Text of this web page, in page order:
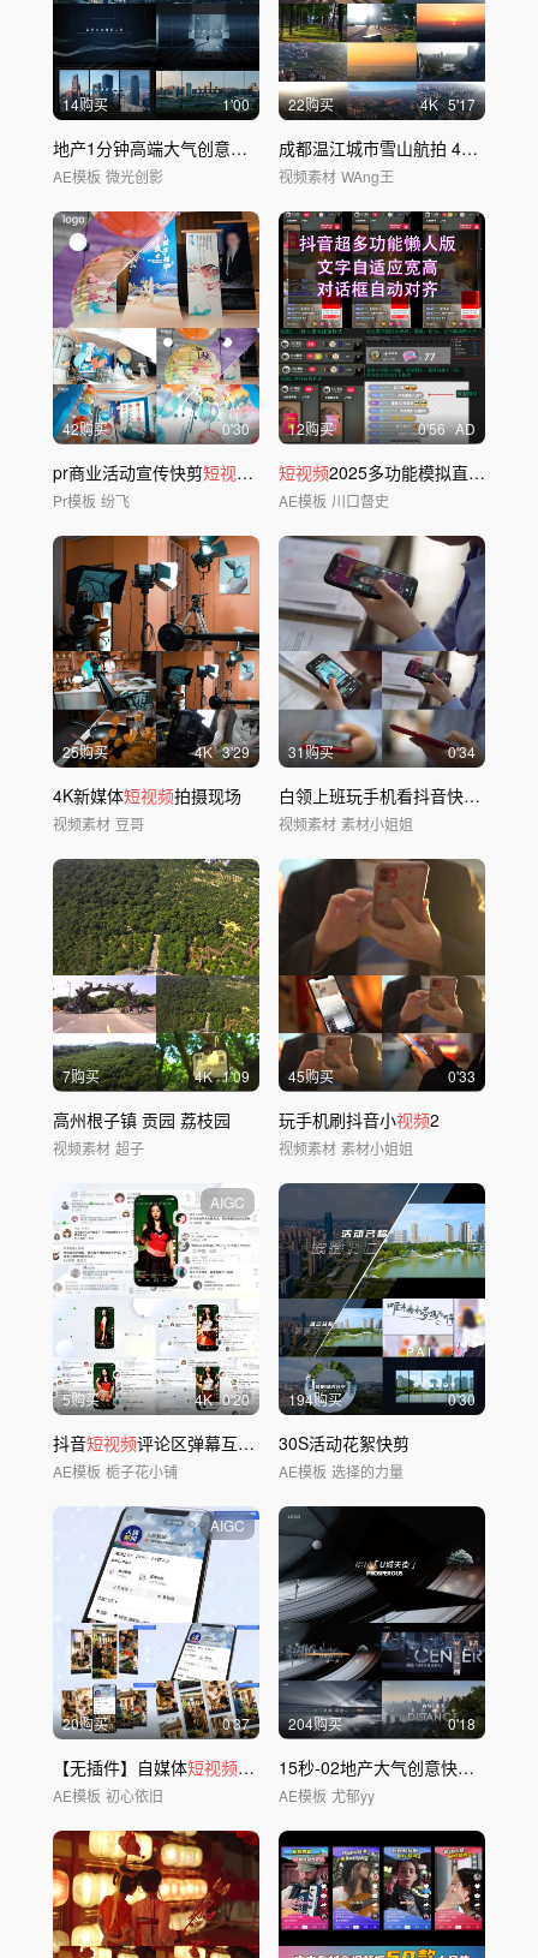
14购买 1'00
地产1分钟高端大气创意城市 短视频广告模板
AE模板 微光创影
22购买 4K 5'17
成都温江城市雪山航拍 4K 实拍城市风光
视频素材 WAng王
42购买 0'30
pr商业活动宣传快剪短视频 30S
Pr模板 纷飞
12购买 0'56 AD
短视频2025多功能模拟直播间特效模板
AE模板 川口督史
25购买 4K 3'29
4K新媒体短视频拍摄现场
视频素材 豆哥
31购买 0'34
白领上班玩手机看抖音快手
视频素材 素材小姐姐
7购买 4K 1'09
高州根子镇 贡园 荔枝园
视频素材 超子
45购买 0'33
玩手机刷抖音小视频2
视频素材 素材小姐姐
AIGC
5购买 4K 0'20
抖音短视频评论区弹幕互动展示
AE模板 栀子花小铺
194购买 0'30
30S活动花絮快剪
AE模板 选择的力量
AIGC
20购买 0'37
【无插件】自媒体短视频及个人主页展示
AE模板 初心依旧
204购买 0'18
15秒-02地产大气创意快闪小
AE模板 尤郁yy